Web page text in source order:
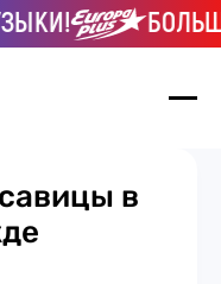
БОЛЬШЕ
в